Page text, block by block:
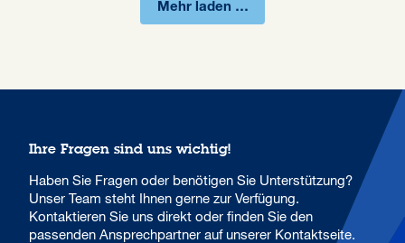
Mehr laden …
Ihre Fragen sind uns wichtig!
Haben Sie Fragen oder benötigen Sie Unterstützung?
Unser Team steht Ihnen gerne zur Verfügung.
Kontaktieren Sie uns direkt oder finden Sie den
passenden Ansprechpartner auf unserer Kontaktseite.